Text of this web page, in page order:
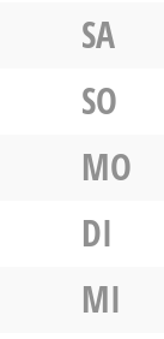
SA
SO
MO
DI
MI